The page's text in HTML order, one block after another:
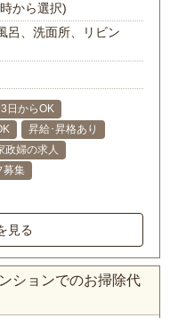
から選択)
呂、洗面所、リビン
日からOK
昇給･昇格あり
政婦の求人
募集
見る
ションでのお掃除代